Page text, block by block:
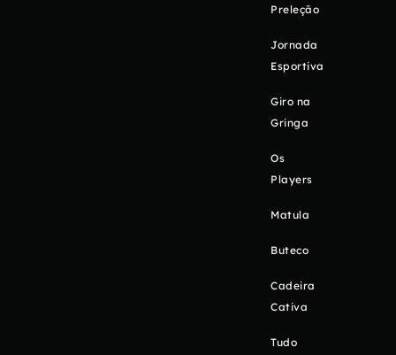
Preleção
Jornada
Esportiva
Giro na
Gringa
Os
Players
Matula
Buteco
Cadeira
Cativa
Tudo